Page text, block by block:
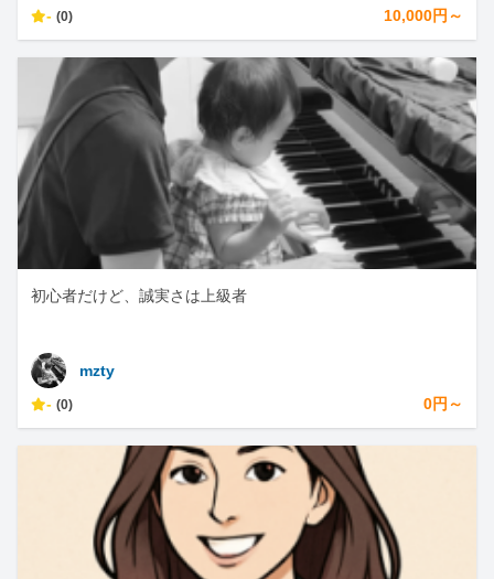
- (0) 10,000円～
初心者だけど、誠実さは上級者
mzty
- (0) 0円～